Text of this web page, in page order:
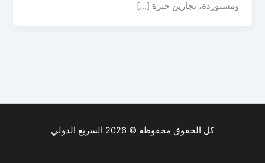
ومستوردة، تجارين خبرة […]
كل الحقوق محفوظة © 2026 السريع الدولي